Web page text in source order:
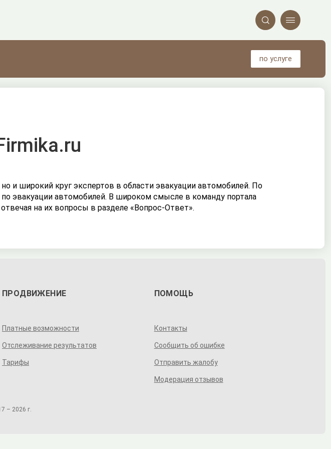
 
по услуге
и широкий круг экспертов в области эвакуации автомобилей. По
эвакуации автомобилей. В широком смысле в команду портала
на их вопросы в разделе «Вопрос-Ответ».
ПРОДВИЖЕНИЕ
Платные возможности
Отслеживание результатов
Тарифы
ПОМОЩЬ
Контакты
Сообщить об ошибке
Отправить жалобу
Модерация отзывов
– 2026 г.